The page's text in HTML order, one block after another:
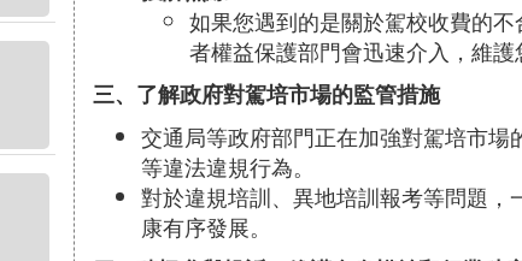
如果您遇到的是關於駕校收費的
者權益保護部門會迅速介入，維護
三、了解政府對駕培市場的監管措施
交通局等政府部門正在加強對駕培市場
等違法違規行為。
對於違規培訓、異地培訓報考等問題
康有序發展。